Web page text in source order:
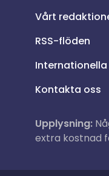
Vårt
RSS-flöden
Kontakta oss
Upplysning:
extra kostnad